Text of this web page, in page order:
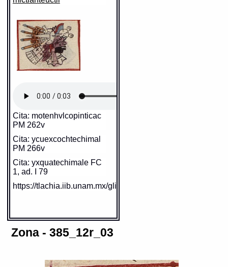
Cita: motenhvlcopinticac
PM 262v
Cita: ycuexcochtechimal
PM 266v
Cita: yxquatechimale FC
1, ad. I 79
https://tlachia.iib.unam.mx/glifo/385_12r_02_01
Zona - 385_12r_03